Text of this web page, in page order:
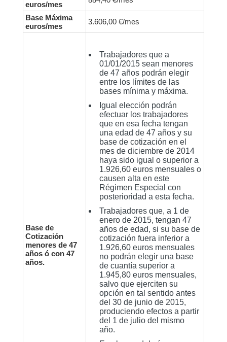
euros/mes
Base Máxima
euros/mes
3.606,00 €/mes
Base de
Cotización
menores de 47
años ó con 47
años.
Trabajadores que a
01/01/2015 sean menores
de 47 años podrán elegir
entre los límites de las
bases mínima y máxima.
Igual elección podrán
efectuar los trabajadores
que en esa fecha tengan
una edad de 47 años y su
base de cotización en el
mes de diciembre de 2014
haya sido igual o superior a
1.926,60 euros mensuales o
causen alta en este
Régimen Especial con
posterioridad a esta fecha.
Trabajadores que, a 1 de
enero de 2015, tengan 47
años de edad, si su base de
cotización fuera inferior a
1.926,60 euros mensuales
no podrán elegir una base
de cuantía superior a
1.945,80 euros mensuales,
salvo que ejerciten su
opción en tal sentido antes
del 30 de junio de 2015,
produciendo efectos a partir
del 1 de julio del mismo
año.